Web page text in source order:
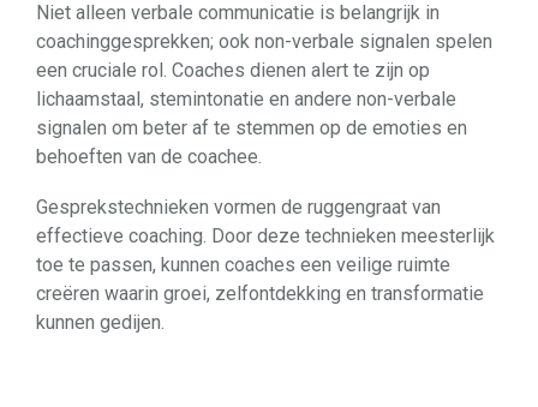
Niet alleen verbale communicatie is belangrijk in
coachinggesprekken; ook non-verbale signalen spelen
een cruciale rol. Coaches dienen alert te zijn op
lichaamstaal, stemintonatie en andere non-verbale
signalen om beter af te stemmen op de emoties en
behoeften van de coachee.
Gesprekstechnieken vormen de ruggengraat van
effectieve coaching. Door deze technieken meesterlijk
toe te passen, kunnen coaches een veilige ruimte
creëren waarin groei, zelfontdekking en transformatie
kunnen gedijen.